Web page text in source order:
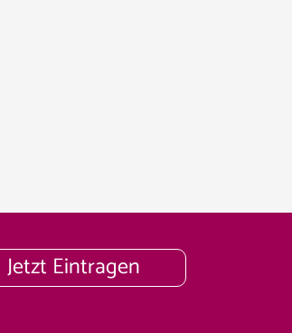
Jetzt Eintragen